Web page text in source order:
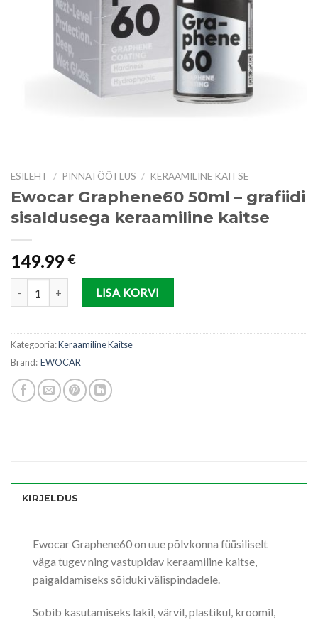
ESILEHT / PINNATÖÖTLUS / KERAAMILINE KAITSE
Ewocar Graphene60 50ml – grafiidi
sisaldusega keraamiline kaitse
149.99€
Ewocar Graphene60 50ml - grafiidi sisaldusega keraamiline kaitse
LISA KORVI
Kategooria:Keraamiline Kaitse
Brand: EWOCAR
KIRJELDUS
Ewocar Graphene60 on uue põlvkonna füüsiliselt
väga tugev ning vastupidav keraamiline kaitse,
paigaldamiseks sõiduki välispindadele.
Sobib kasutamiseks lakil, värvil, plastikul, kroomil,